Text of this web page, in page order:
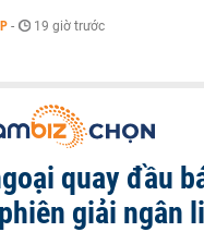
- 19 giờ trước
quay đầu
giải ngân